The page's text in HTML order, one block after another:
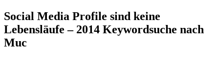
Social Media Profile sind keine
Lebensläufe – 2014 Keywordsuche nach
Muc